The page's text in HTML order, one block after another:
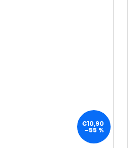
€10,90
–55 %